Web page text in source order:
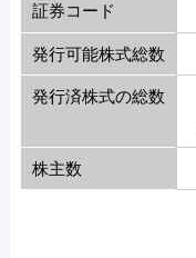
証券コード
発行可能株式総数
発行済株式の総数
株主数